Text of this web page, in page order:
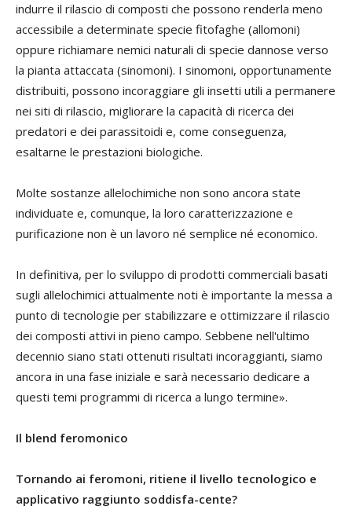
indurre il rilascio di composti che possono renderla meno
accessibile a determinate specie fitofaghe (allomoni)
oppure richiamare nemici naturali di specie dannose verso
la pianta attaccata (sinomoni). I sinomoni, opportunamente
distribuiti, possono incoraggiare gli insetti utili a permanere
nei siti di rilascio, migliorare la capacità di ricerca dei
predatori e dei parassitoidi e, come conseguenza,
esaltarne le prestazioni biologiche.
Molte sostanze allelochimiche non sono ancora state
individuate e, comunque, la loro caratterizzazione e
purificazione non è un lavoro né semplice né economico.
In definitiva, per lo sviluppo di prodotti commerciali basati
sugli allelochimici attualmente noti è importante la messa a
punto di tecnologie per stabilizzare e ottimizzare il rilascio
dei composti attivi in pieno campo. Sebbene nell'ultimo
decennio siano stati ottenuti risultati incoraggianti, siamo
ancora in una fase iniziale e sarà necessario dedicare a
questi temi programmi di ricerca a lungo termine».
Il blend feromonico
Tornando ai feromoni, ritiene il livello tecnologico e
applicativo raggiunto soddisfa-cente?